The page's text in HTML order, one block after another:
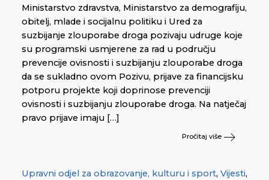
Ministarstvo zdravstva, Ministarstvo za demografiju,
obitelj, mlade i socijalnu politiku i Ured za
suzbijanje zlouporabe droga pozivaju udruge koje
su programski usmjerene za rad u području
prevencije ovisnosti i suzbijanju zlouporabe droga
da se sukladno ovom Pozivu, prijave za financijsku
potporu projekte koji doprinose prevenciji
ovisnosti i suzbijanju zlouporabe droga. Na natječaj
pravo prijave imaju […]
Pročitaj više
Upravni odjel za obrazovanje, kulturu i sport, Vijesti,